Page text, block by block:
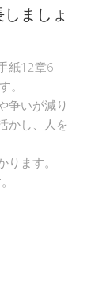
ましょ
紙12章6
。
争いが減り
かし、人を
ます。